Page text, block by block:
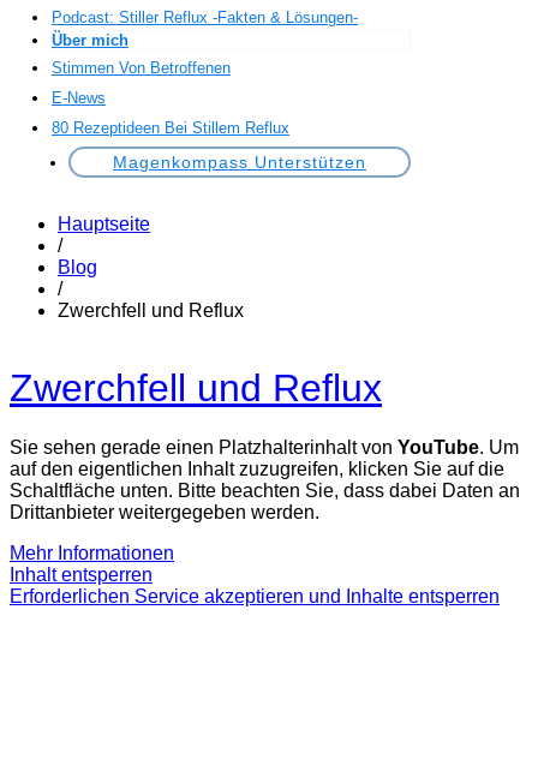
Podcast: Stiller Reflux -Fakten & Lösungen-
Über mich
Stimmen Von Betroffenen
E-News
80 Rezeptideen Bei Stillem Reflux
Magenkompass Unterstützen
Hauptseite
/
Blog
/
Zwerchfell und Reflux
Zwerchfell und Reflux
Sie sehen gerade einen Platzhalterinhalt von YouTube. Um
auf den eigentlichen Inhalt zuzugreifen, klicken Sie auf die
Schaltfläche unten. Bitte beachten Sie, dass dabei Daten an
Drittanbieter weitergegeben werden.
Mehr Informationen
Inhalt entsperren
Erforderlichen Service akzeptieren und Inhalte entsperren